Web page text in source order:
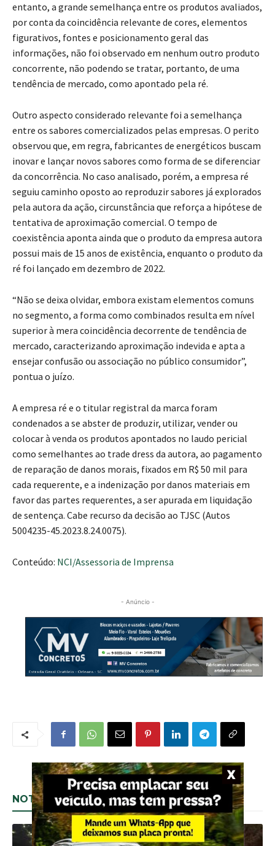
entanto, a grande semelhança entre os produtos avaliados,
por conta da coincidência relevante de cores, elementos
figurativos, fontes e posicionamento geral das
informações, não foi observado em nenhum outro produto
concorrente, não podendo se tratar, portanto, de uma
tendência de mercado, como apontado pela ré.
Outro aspecto considerado relevante foi a semelhança
entre os sabores comercializados pelas empresas. O perito
observou que, em regra, fabricantes de energéticos buscam
inovar e lançar novos sabores como forma de se diferenciar
da concorrência. No caso analisado, porém, a empresa ré
seguiu caminho oposto ao reproduzir sabores já explorados
pela autora da ação, circunstância que reforça a hipótese de
tentativa de aproximação comercial. O tempo de
coexistência aponta ainda que o produto da empresa autora
possui mais de 15 anos de existência, enquanto o produto da
ré foi lançado em dezembro de 2022.
“Não se deixa olvidar, embora existam elementos comuns
no segmento, a forma como combinados resulta em nível
superior à mera coincidência decorrente de tendência de
mercado, caracterizando aproximação indevida e apta a
ensejar confusão ou associação no público consumidor”,
pontua o juízo.
A empresa ré e o titular registral da marca foram
condenados a se abster de produzir, utilizar, vender ou
colocar à venda os produtos apontados no laudo pericial
como semelhantes ao trade dress da autora, ao pagamento
de reparação de danos morais, fixados em R$ 50 mil para
cada requerente, e a indenização por danos materiais em
favor das partes requerentes, a ser apurada em liquidação
de sentença. Cabe recurso da decisão ao TJSC (Autos
5004235-45.2023.8.24.0075).
Conteúdo: NCI/Assessoria de Imprensa
- Anúncio -
NOTÍCIAS RELACIONADAS